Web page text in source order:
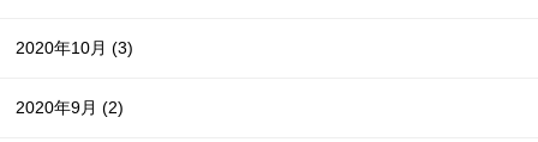
2020年10月(3)
2020年9月(2)